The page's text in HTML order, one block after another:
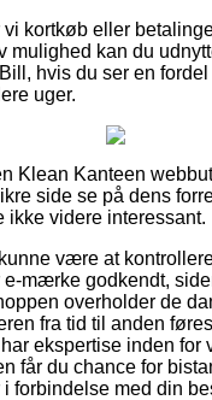
kortkøb eller
mulighed kan du
hvis du ser en
uger.
Klean Kanteen
side se på dens
ikke videre interessant.
være at
e-mærke godkendt,
overholder de
fra tid til anden
ekspertise inden for
får du chance for
forbindelse med din